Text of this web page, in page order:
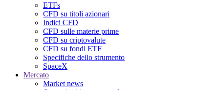
ETFs
CFD su titoli azionari
Indici CFD
CFD sulle materie prime
CFD su criptovalute
CFD su fondi ETF
Specifiche dello strumento
SpaceX
Mercato
Market news